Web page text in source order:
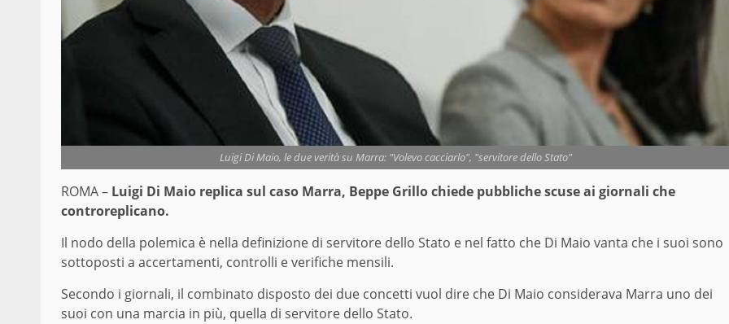
Luigi Di Maio, le due verità su Marra: "Volevo cacciarlo", "servitore dello Stato"
ROMA – Luigi Di Maio replica sul caso Marra, Beppe Grillo chiede pubbliche scuse ai giornali che
controreplicano.
Il nodo della polemica è nella definizione di servitore dello Stato e nel fatto che Di Maio vanta che i suoi sono
sottoposti a accertamenti, controlli e verifiche mensili.
Secondo i giornali, il combinato disposto dei due concetti vuol dire che Di Maio considerava Marra uno dei
suoi con una marcia in più, quella di servitore dello Stato.